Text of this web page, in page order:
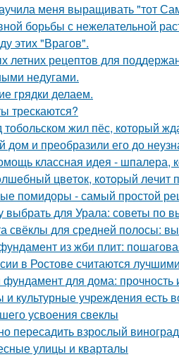
меня выращивать "тот
борьбы с нежелательной
этих "Врагов".
летних рецептов для
недугами.
грядки делаем.
трескаются?
тобольском жил пёс, который
дом и преобразили его до
классная идея - шпалера,
цвeтoк, кoтopый лeчит
помидоры - самый простой
выбрать для Урала: советы по
свёклы для средней полосы:
из жби плит:
в Ростове считаются лучшими
для дома: прочность
и культурные учреждения есть
усвоения свеклы
пересадить взрослый
улицы и кварталы